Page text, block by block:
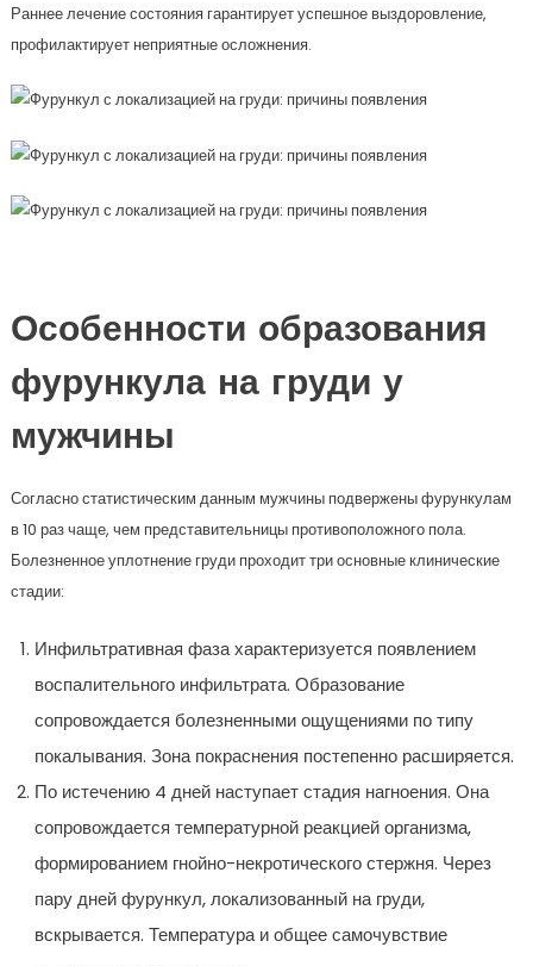
Раннее лечение состояния гарантирует успешное выздоровление,
профилактирует неприятные осложнения.
Особенности образования
фурункула на груди у
мужчины
Согласно статистическим данным мужчины подвержены фурункулам
в 10 раз чаще, чем представительницы противоположного пола.
Болезненное уплотнение груди проходит три основные клинические
стадии:
Инфильтративная фаза характеризуется появлением
воспалительного инфильтрата. Образование
сопровождается болезненными ощущениями по типу
покалывания. Зона покраснения постепенно расширяется.
По истечению 4 дней наступает стадия нагноения. Она
сопровождается температурной реакцией организма,
формированием гнойно-некротического стержня. Через
пару дней фурункул, локализованный на груди,
вскрывается. Температура и общее самочувствие